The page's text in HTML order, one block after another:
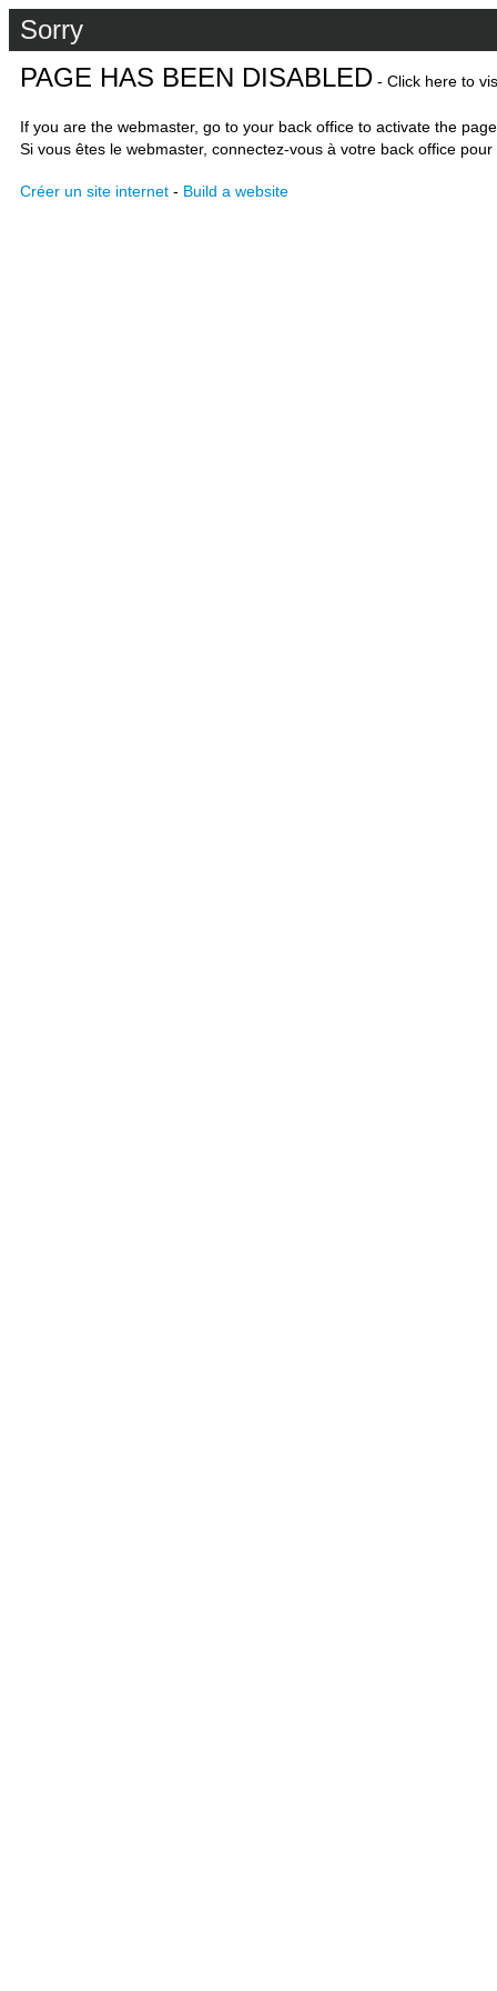
Sorry
PAGE HAS BEEN DISABLED - Click here to
If you are the webmaster, go to your back office to activate the
Si vous êtes le webmaster, connectez-vous à votre back office
Créer un site internet - Build a website